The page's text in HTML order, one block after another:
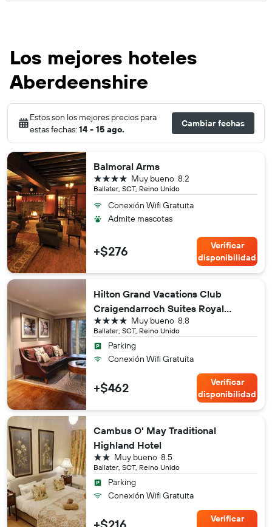
Los mejores hoteles
Aberdeenshire
Estos son los mejores precios para
estas fechas: 14 - 15 ago.
Cambiar fechas
Balmoral Arms
Ballater, SCT, Reino Unido
8.2
Muy bueno
4 estrellas
Conexión Wifi Gratuita
Admite mascotas
+$276
Verificar
disponibilidad
Hilton Grand Vacations Club
Craigendarroch Suites Royal
Deeside
Ballater, SCT, Reino Unido
8.8
Muy bueno
4 estrellas
Parking
Conexión Wifi Gratuita
+$462
Verificar
disponibilidad
Cambus O' May Traditional
Highland Hotel
Ballater, SCT, Reino Unido
8.5
Muy bueno
2 estrellas
Parking
Conexión Wifi Gratuita
+$216
Verificar